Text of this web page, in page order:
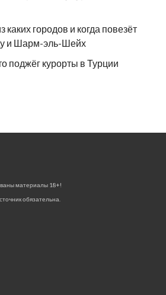
каких городов и когда повезёт
и Шарм-эль-Шейх
поджёг курорты в Турции
материалы 18+!
обязательна.